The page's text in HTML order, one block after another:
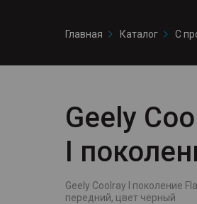
сервис
Главная Каталог С
Geely
I
Geely Coolray I поколение
передний, цвет черный